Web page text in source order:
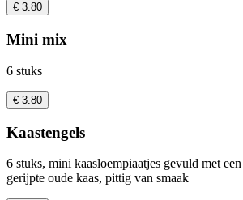
€ 3.80
Mini mix
6 stuks
€ 3.80
Kaastengels
6 stuks, mini kaasloempiaatjes gevuld met
gerijpte oude kaas, pittig van smaak